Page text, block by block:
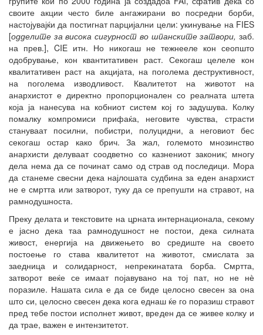
своите акции често биле ангажирани во посредни борби,
настојувајќи да постигнат парцијални цели: укинување на FIES
[одделите за висока сигурност во шпанските затвори, заб.
на прев.], CIE итн. Но никогаш не тежнееле кон сеопшто
одобрување, кон квантитативен раст. Секогаш целеле кон
квалитативен раст на акцијата, на поголема деструктивност,
на поголема изводливост. Квалитетот на животот на
анархистот е директно пропорционален со реалната штета
која ја нанесува на кобниот систем кој го задушува. Колку
помалку компромиси прифаќа, неговите чувства, страсти
стануваат посилни, побистри, полуцидни, а неговиот бес
секогаш остар како брич. За жал, големото мнозинство
анархисти делуваат соодветно со казнениот законик; многу
дела нема да се починат само од страв од последици. Мора
да станеме свесни дека најлошата судбина за еден анархист
не е смртта или затворот, туку да се препушти на стравот, на
рамнодушноста.
Преку делата и текстовите на црната интернационала, секому
е јасно дека таа рамнодушност не постои, дека силната
живост, енергија на движењето во средиште на своето
постоење го става квалитетот на животот, смислата за
заедница и солидарност, непрекинатата борба. Смртта,
затворот веќе се имаат појавувано на тој пат, но не нѐ
поразиле. Нашата сила е да се биде целосно свесен за она
што си, целосно свесен дека кога еднаш ќе го поразиш стравот
пред тебе постои исполнет живот, вреден да се живее колку и
да трае, важен е интензитетот.